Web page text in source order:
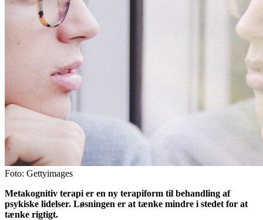
Foto: Gettyimages
Metakognitiv terapi er en ny terapiform til behandling af
psykiske lidelser. Løsningen er at tænke mindre i stedet for at
tænke rigtigt.